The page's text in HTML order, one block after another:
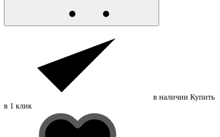
в наличии Купить
в 1 клик